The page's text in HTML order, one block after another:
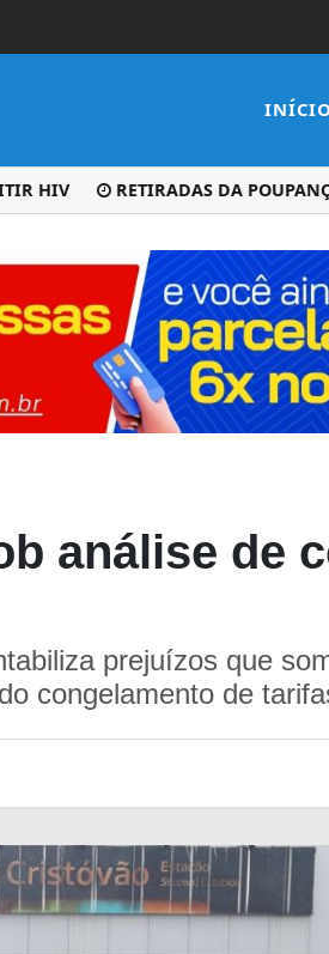
INÍCIO
HIV RETIRADAS DA POUPANÇA
análise de
prejuízos que
congelamento de